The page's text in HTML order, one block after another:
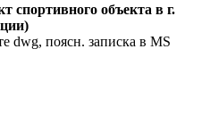
объекта в г.
dwg, поясн. записка в MS